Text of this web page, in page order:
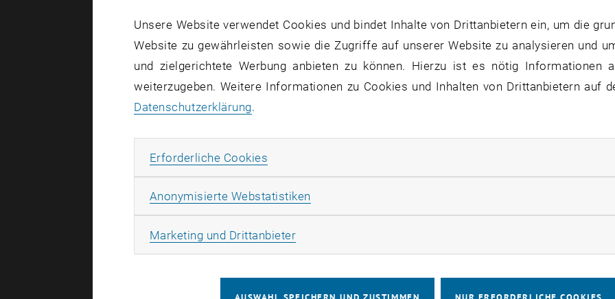
Unsere Website verwendet Cookies und bindet Inhalte von Drittanbietern ein, um die
Website zu gewährleisten sowie die Zugriffe auf unserer Website zu analysieren und
und zielgerichtete Werbung anbieten zu können. Hierzu ist es nötig Informationen
weiterzugeben. Weitere Informationen zu Cookies und Inhalten von Drittanbietern auf
Datenschutzerklärung.
Erforderliche Cookies
Anonymisierte Webstatistiken
Marketing und DrittanbieterMarketing Cookies zulassen